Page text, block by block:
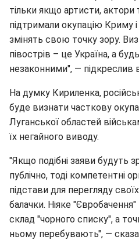
тільки якщо артисти, актори
підтримали окупацію Криму
змінять свою точку зору.
півострів – це Україна, а
незаконними", — підкреслив
На думку Кириленка,
буде визнати часткову
Луганської областей
їх негайного виводу.
"Якщо подібні заяви будуть
публічно, тоді компетентні
підстави для перегляду
балачки. Ніяке
склад "чорного списку", а
ньому перебувають", —